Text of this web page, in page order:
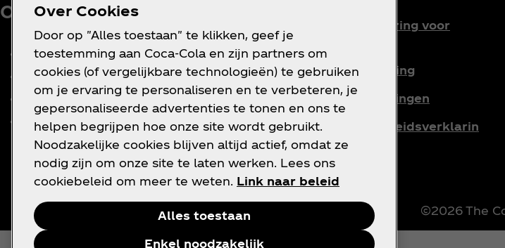
Over ons
Ons bedrijf
Nieuws
Geschiedenis
Carrière
FAQ
Sitemap
Contact
Privacyverklaring voor
Cookieverklaring
Cookie-instellingen
Toegankelijkheidsverklarin
g
©2026 The
Over Cookies
Door op "Alles toestaan" te klikken, geef je
toestemming aan Coca‑Cola en zijn partners om
cookies (of vergelijkbare technologieën) te gebruiken
om je ervaring te personaliseren en te verbeteren, je
gepersonaliseerde advertenties te tonen en ons te
helpen begrijpen hoe onze site wordt gebruikt.
Noodzakelijke cookies blijven altijd actief, omdat ze
nodig zijn om onze site te laten werken. Lees ons
cookiebeleid om meer te weten. Link naar beleid
Alles toestaan
Enkel noodzakelijk